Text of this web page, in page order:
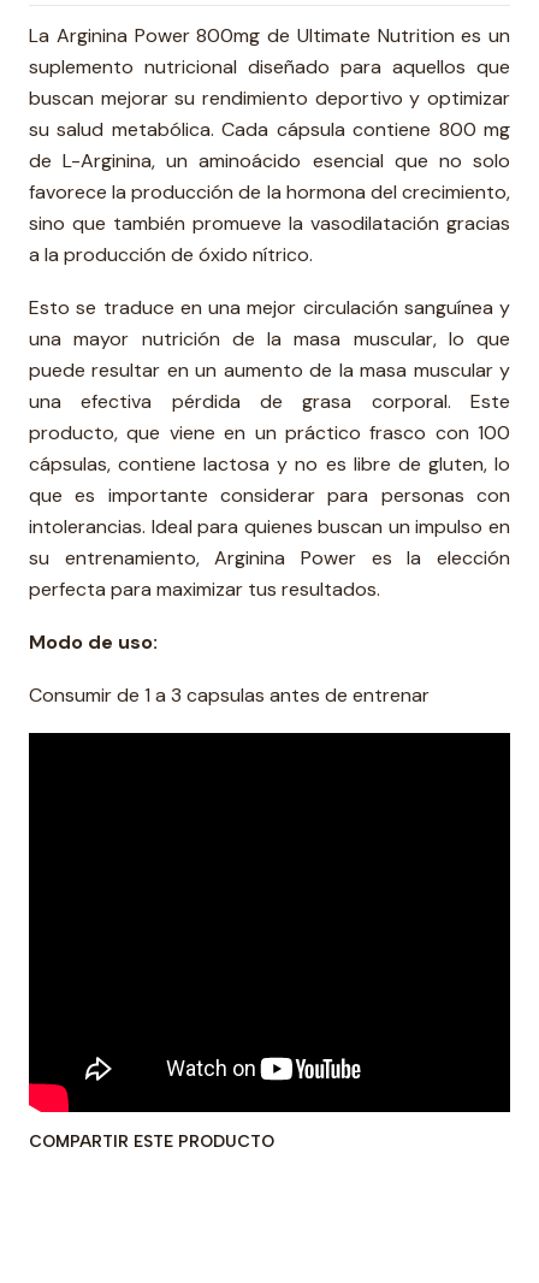
La Arginina Power 800mg de Ultimate Nutrition es un
suplemento nutricional diseñado para aquellos que
buscan mejorar su rendimiento deportivo y optimizar
su salud metabólica. Cada cápsula contiene 800 mg
de L-Arginina, un aminoácido esencial que no solo
favorece la producción de la hormona del crecimiento,
sino que también promueve la vasodilatación gracias
a la producción de óxido nítrico.
Esto se traduce en una mejor circulación sanguínea y
una mayor nutrición de la masa muscular, lo que
puede resultar en un aumento de la masa muscular y
una efectiva pérdida de grasa corporal. Este
producto, que viene en un práctico frasco con 100
cápsulas, contiene lactosa y no es libre de gluten, lo
que es importante considerar para personas con
intolerancias. Ideal para quienes buscan un impulso en
su entrenamiento, Arginina Power es la elección
perfecta para maximizar tus resultados.
Modo de uso:
Consumir de 1 a 3 capsulas antes de entrenar
COMPARTIR ESTE PRODUCTO